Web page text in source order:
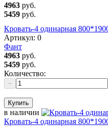
4963 руб.
5459 руб.
Кровать-4 одинарная
Артикул: 0
Фант
4963 руб.
5459 руб.
Количество:
−
Купить
в наличии
Кровать-4 одинарная